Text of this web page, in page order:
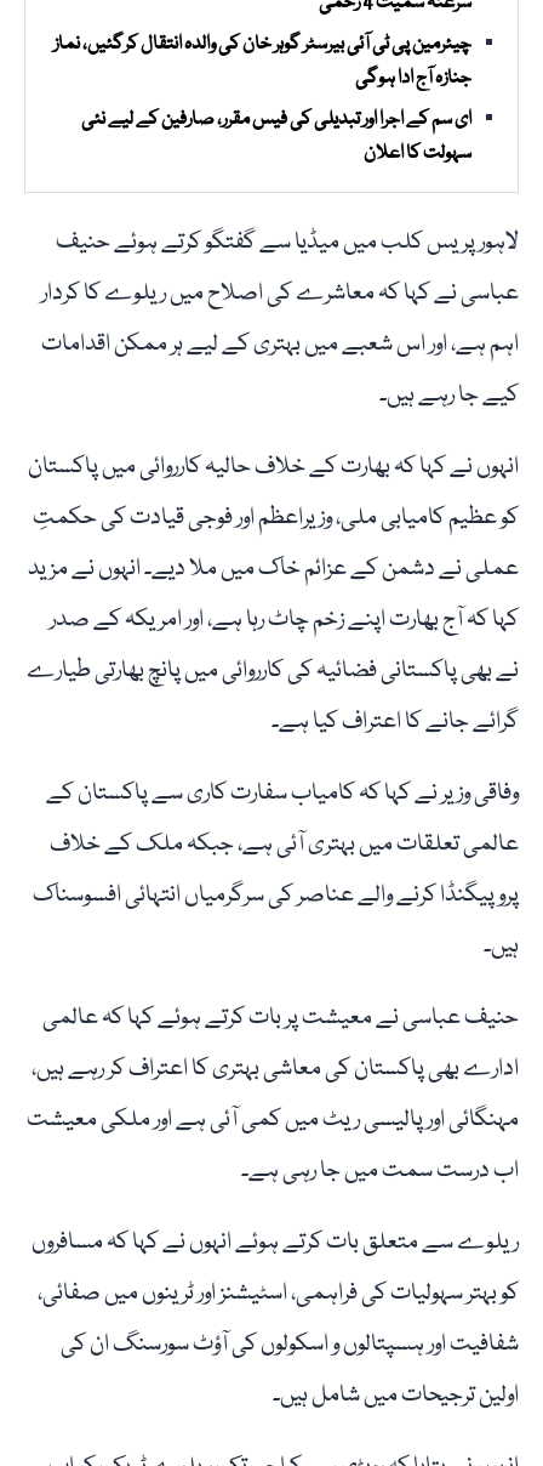
چیئرمین پی ٹی آئی بیرسٹر گوہر خان کی والدہ انتقال کرگئیں، نماز
جنازہ آج ادا ہوگی
ای سم کے اجرا اور تبدیلی کی فیس مقرر، صارفین کے لیے نئی
سہولت کا اعلان
لاہور پریس کلب میں میڈیا سے گفتگو کرتے ہوئے حنیف
عباسی نے کہا کہ معاشرے کی اصلاح میں ریلوے کا کردار
اہم ہے، اور اس شعبے میں بہتری کے لیے ہر ممکن اقدامات
کیے جا رہے ہیں۔
انہوں نے کہا کہ بھارت کے خلاف حالیہ کارروائی میں پاکستان
کو عظیم کامیابی ملی، وزیراعظم اور فوجی قیادت کی حکمتِ
عملی نے دشمن کے عزائم خاک میں ملا دیے۔ انہوں نے مزید
کہا کہ آج بھارت اپنے زخم چاٹ رہا ہے، اور امریکہ کے صدر
نے بھی پاکستانی فضائیہ کی کارروائی میں پانچ بھارتی طیارے
گرائے جانے کا اعتراف کیا ہے۔
وفاقی وزیر نے کہا کہ کامیاب سفارت کاری سے پاکستان کے
عالمی تعلقات میں بہتری آئی ہے، جبکہ ملک کے خلاف
پروپیگنڈا کرنے والے عناصر کی سرگرمیاں انتہائی افسوسناک
ہیں۔
حنیف عباسی نے معیشت پر بات کرتے ہوئے کہا کہ عالمی
ادارے بھی پاکستان کی معاشی بہتری کا اعتراف کر رہے ہیں،
مہنگائی اور پالیسی ریٹ میں کمی آئی ہے اور ملکی معیشت
اب درست سمت میں جا رہی ہے۔
ریلوے سے متعلق بات کرتے ہوئے انہوں نے کہا کہ مسافروں
کو بہتر سہولیات کی فراہمی، اسٹیشنز اور ٹرینوں میں صفائی،
شفافیت اور ہسپتالوں و اسکولوں کی آؤٹ سورسنگ ان کی
اولین ترجیحات میں شامل ہیں۔